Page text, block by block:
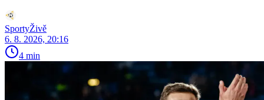
SportyŽivě
6. 8. 2026, 20:16
4 min